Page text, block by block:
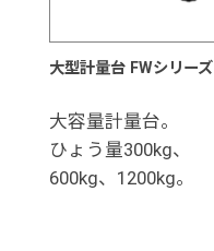
大型計量台 FWシリーズ
大容量計量台。
ひょう量300kg、
600kg、1200kg。